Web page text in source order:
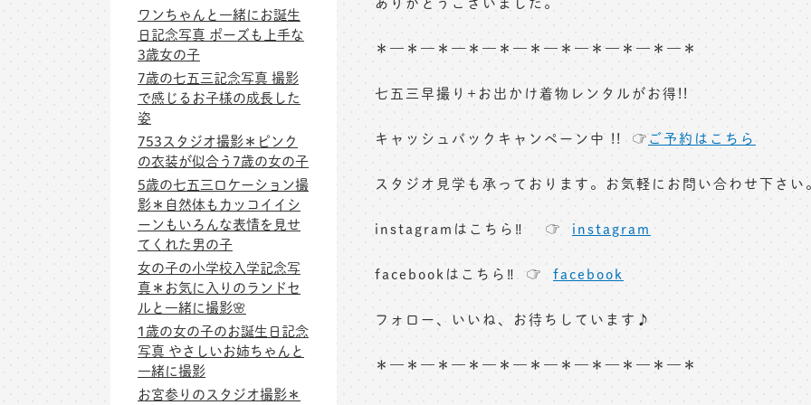
＊—＊—＊—＊—＊—＊—＊—＊—＊—＊—＊
七五三早撮り+お出かけ着物レンタルがお得!!
キャッシュバックキャンペーン中 !! ☞ご予約はこちら
スタジオ見学も承っております。お気軽にお問い合わせ下さい
instagramはこちら‼︎ ☞ instagram
facebookはこちら‼︎ ☞ facebook
フォロー、いいね、お待ちしています♪
＊—＊—＊—＊—＊—＊—＊—＊—＊—＊—＊
ワンちゃんと一緒にお誕生
日記念写真 ポーズも上手な
3歳女の子
7歳の七五三記念写真 撮影
で感じるお子様の成長した
姿
753スタジオ撮影＊ピンク
の衣装が似合う7歳の女の子
5歳の七五三ロケーション撮
影＊自然体もカッコイイシ
ーンもいろんな表情を見せ
てくれた男の子
女の子の小学校入学記念写
真＊お気に入りのランドセ
ルと一緒に撮影🌸
1歳の女の子のお誕生日記念
写真 やさしいお姉ちゃんと
一緒に撮影
お宮参りのスタジオ撮影＊